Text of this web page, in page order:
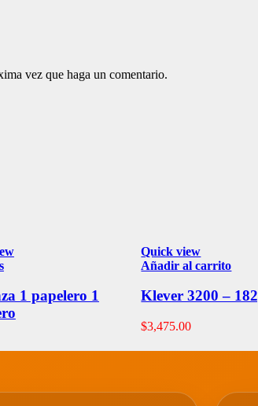
vez que haga un comentario.
1 papelero 1
Quick view
Añadir al carrito
Klever 3200 – 182
$3,475.00